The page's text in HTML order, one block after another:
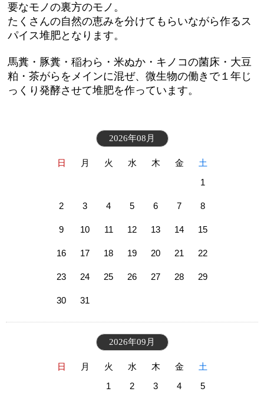
要なモノの裏方のモノ。
たくさんの自然の恵みを分けてもらいながら作るス
パイス堆肥となります。
馬糞・ 豚糞・稲わら・米ぬか・キノコの菌床・大豆
粕・茶がらをメインに混ぜ、 微生物の働きで１年じ
っくり発酵させて堆肥を作っています。
2026年08月
日 月 火 水 木 金
土
1
2 3 4 5 6 7 8
9 10 11 12 13 14 15
16 17 18 19 20 21 22
23 24 25 26 27 28 29
30 31
2026年09月
日 月 火 水 木 金
土
1
2 3 4 5